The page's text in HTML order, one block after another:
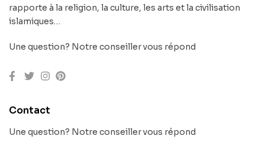
rapporte à la religion, la culture, les arts et la civilisation
islamiques…
Une question? Notre conseiller vous répond
Contact
Une question? Notre conseiller vous répond